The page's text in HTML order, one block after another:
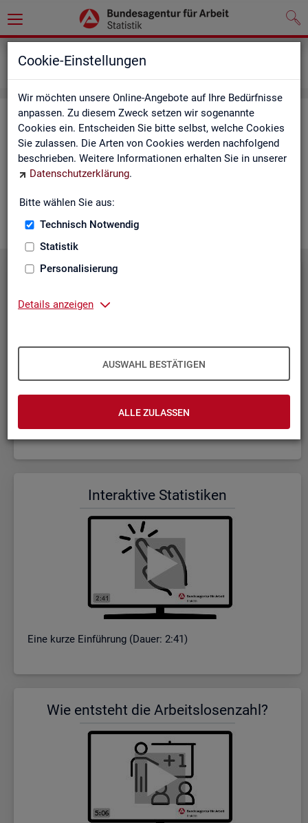
Cookie-Einstellungen
Wir möchten unsere Online-Angebote auf Ihre Bedürfnisse
anpassen. Zu diesem Zweck setzen wir sogenannte
Cookies ein. Entscheiden Sie bitte selbst, welche Cookies
Sie zulassen. Die Arten von Cookies werden nachfolgend
beschrieben. Weitere Informationen erhalten Sie in unserer
Datenschutzerklärung.
Bitte wählen Sie aus:
Technisch Notwendig
Statistik
Personalisierung
Details anzeigen
AUSWAHL BESTÄTIGEN
ALLE ZULASSEN
Me­dia­thek
In der Me­dia­thek fin­den Sie leicht ver­ständ­li­che Kurz­vi­de­os
zu zen­tra­len The­men der Sta­tis­tik der BA. Wir er­gän­zen unser
Vi­deo­an­ge­bot nach und nach. Wün­schen Sie sich ein Video
zu einem be­stimm­ten Thema? Dann kon­tak­tie­ren Sie
In­ter­ak­ti­ve Sta­tis­ti­ken
Eine kurze Ein­füh­rung (Dauer: 2:41)
Wie ent­steht die Ar­beits­lo­sen­zahl?